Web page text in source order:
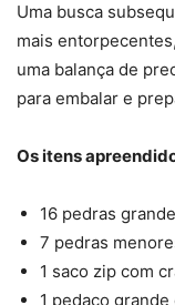
Uma busca
mais
uma balança de
para embalar e
Os itens
16 pedras
7 pedras
1 saco zip com
1 pedaço